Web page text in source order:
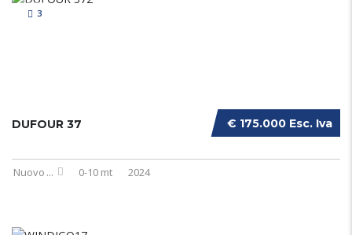
3
€ 175.000 Esc. Iva
DUFOUR 37
Nuovo ... 0-10 mt 2024